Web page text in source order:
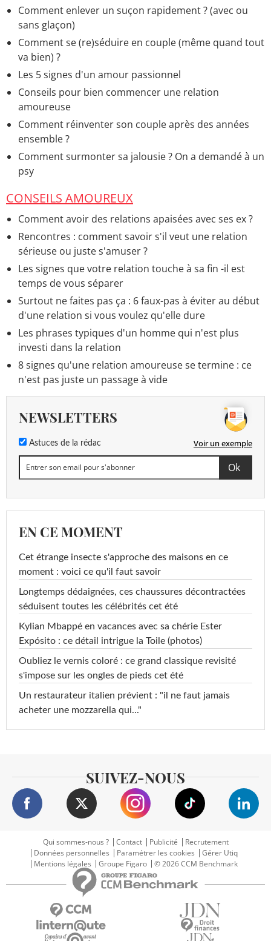
Comment enlever un suçon rapidement ? (avec ou
sans glaçon)
Comment se (re)séduire en couple (même quand tout
va bien) ?
Les 5 signes d'un amour passionnel
Conseils pour bien commencer une relation
amoureuse
Comment réinventer son couple après des années
ensemble ?
Comment surmonter sa jalousie ? On a demandé à un
psy
CONSEILS AMOUREUX
Comment avoir des relations apaisées avec ses ex ?
Rencontres : comment savoir s'il veut une relation
sérieuse ou juste s'amuser ?
Les signes que votre relation touche à sa fin -il est
temps de vous séparer
Surtout ne faites pas ça : 6 faux-pas à éviter au début
d'une relation si vous voulez qu'elle dure
Les phrases typiques d'un homme qui n'est plus
investi dans la relation
8 signes qu'une relation amoureuse se termine : ce
n'est pas juste un passage à vide
NEWSLETTERS
Astuces de la rédac Voir un exemple
EN CE MOMENT
Cet étrange insecte s'approche des maisons en ce
moment : voici ce qu'il faut savoir
Longtemps dédaignées, ces chaussures décontractées
séduisent toutes les célébrités cet été
Kylian Mbappé en vacances avec sa chérie Ester
Expósito : ce détail intrigue la Toile (photos)
Oubliez le vernis coloré : ce grand classique revisité
s'impose sur les ongles de pieds cet été
Un restaurateur italien prévient : "il ne faut jamais
acheter une mozzarella qui..."
SUIVEZ-NOUS
Qui sommes-nous ? Contact Publicité
Recrutement
Données personnelles
Paramétrer les cookies
Gérer Utiq
Mentions légales
Groupe Figaro © 2026 CCM Benchmark